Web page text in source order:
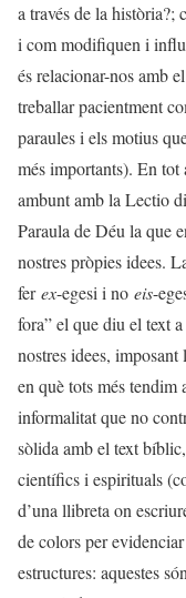
a través de la història?;
i com modifiquen i
és relacionar-nos amb
treballar pacientment
paraules i els motius
més importants). En tot
ambunt amb la Lectio
Paraula de Déu la que
nostres pròpies idees.
ferex-egesi i no eis-
fora” el que diu el text
nostres idees,
en què tots més tendim
informalitat que no
sòlida amb el text
científics i espirituals
d’una llibreta on
de colors per
estructures: aquestes